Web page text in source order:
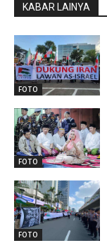
KABAR LAINYA
FOTO
FOTO
FOTO